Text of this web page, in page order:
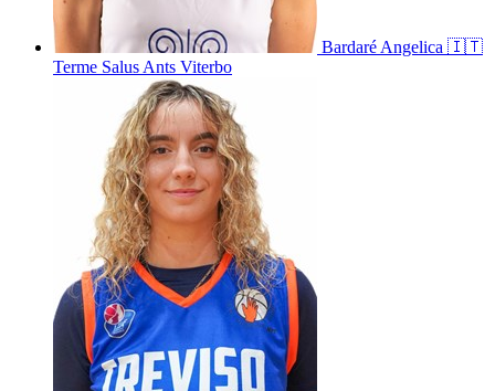
Bardaré Angelica 🇮🇹
Terme Salus Ants Viterbo